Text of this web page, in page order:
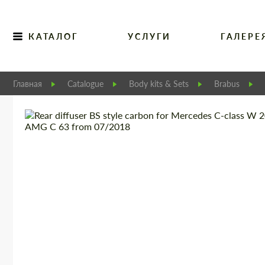
КАТАЛОГ УСЛУГИ
Главная Catalogue Body kits & Sets Brabus